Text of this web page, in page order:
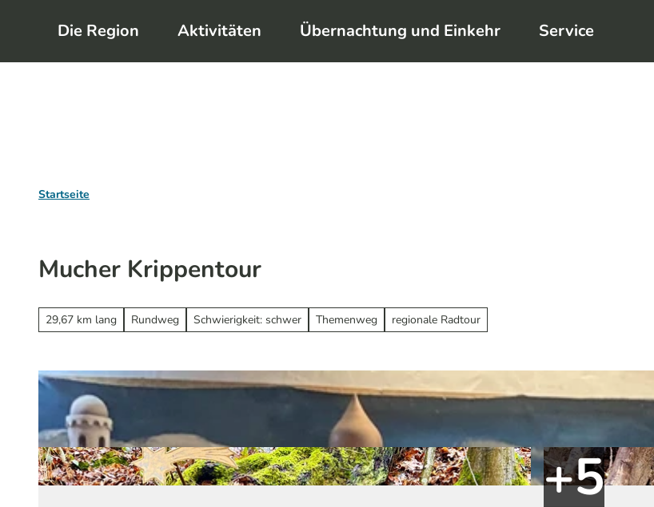
m
Die Region Aktivitäten Übernachtung und Einkehr Service
Startseite
Mucher Krippentour
29,67 km lang Rundweg Schwierigkeit: schwer Themenweg regionale Radtour